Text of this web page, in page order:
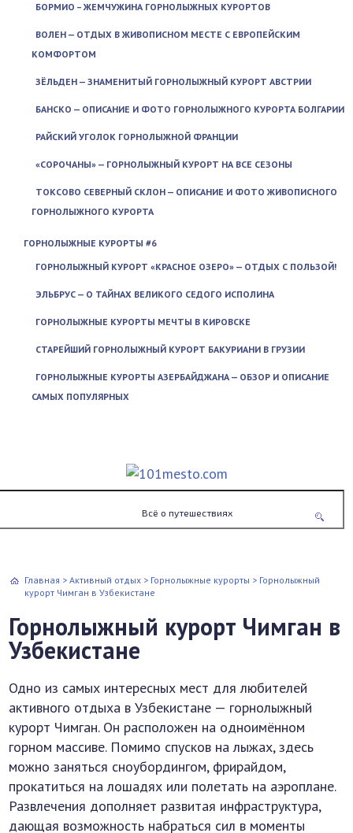
БОРМИО – ЖЕМЧУЖИНА ГОРНОЛЫЖНЫХ КУРОРТОВ
ВОЛЕН — ОТДЫХ В ЖИВОПИСНОМ МЕСТЕ С ЕВРОПЕЙСКИМ
КОМФОРТОМ
ЗЁЛЬДЕН — ЗНАМЕНИТЫЙ ГОРНОЛЫЖНЫЙ КУРОРТ АВСТРИИ
БАНСКО — ОПИСАНИЕ И ФОТО ГОРНОЛЫЖНОГО КУРОРТА БОЛГАРИИ
РАЙСКИЙ УГОЛОК ГОРНОЛЫЖНОЙ ФРАНЦИИ
«СОРОЧАНЫ» — ГОРНОЛЫЖНЫЙ КУРОРТ НА ВСЕ СЕЗОНЫ
ТОКСОВО СЕВЕРНЫЙ СКЛОН — ОПИСАНИЕ И ФОТО ЖИВОПИСНОГО
ГОРНОЛЫЖНОГО КУРОРТА
ГОРНОЛЫЖНЫЕ КУРОРТЫ #6
ГОРНОЛЫЖНЫЙ КУРОРТ «КРАСНОЕ ОЗЕРО» — ОТДЫХ С ПОЛЬЗОЙ!
ЭЛЬБРУС — О ТАЙНАХ ВЕЛИКОГО СЕДОГО ИСПОЛИНА
ГОРНОЛЫЖНЫЕ КУРОРТЫ МЕЧТЫ В КИРОВСКЕ
СТАРЕЙШИЙ ГОРНОЛЫЖНЫЙ КУРОРТ БАКУРИАНИ В ГРУЗИИ
ГОРНОЛЫЖНЫЕ КУРОРТЫ АЗЕРБАЙДЖАНА — ОБЗОР И ОПИСАНИЕ
САМЫХ ПОПУЛЯРНЫХ
Всё о путешествиях
Главная >Активный отдых > Горнолыжные курорты > Горнолыжный
курорт Чимган в Узбекистане
Горнолыжный курорт Чимган в
Узбекистане
Одно из самых интересных мест для любителей
активного отдыха в Узбекистане — горнолыжный
курорт Чимган. Он расположен на одноимённом
горном массиве. Помимо спусков на лыжах, здесь
можно заняться сноубордингом, фрирайдом,
прокатиться на лошадях или полетать на аэроплане.
Развлечения дополняет развитая инфраструктура,
дающая возможность набраться сил в моменты